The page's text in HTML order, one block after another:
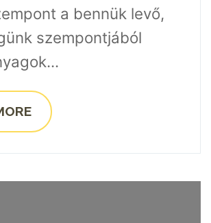
a bennük levő,
szempontjából